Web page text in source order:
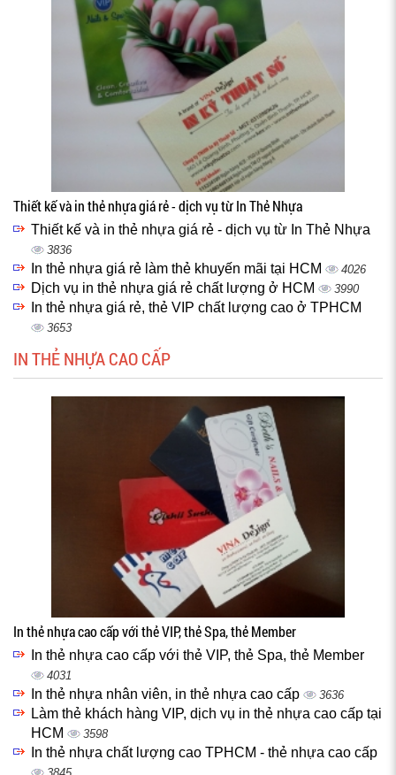
Thiết kế và in thẻ nhựa giá rẻ - dịch vụ từ In Thẻ Nhựa
Thiết kế và in thẻ nhựa giá rẻ - dịch vụ từ In Thẻ Nhựa
3836
In thẻ nhựa giá rẻ làm thẻ khuyến mãi tại HCM 4026
Dịch vụ in thẻ nhựa giá rẻ chất lượng ở HCM 3990
In thẻ nhựa giá rẻ, thẻ VIP chất lượng cao ở TPHCM
3653
IN THẺ NHỰA CAO CẤP
In thẻ nhựa cao cấp với thẻ VIP, thẻ Spa, thẻ Member
In thẻ nhựa cao cấp với thẻ VIP, thẻ Spa, thẻ Member
4031
In thẻ nhựa nhân viên, in thẻ nhựa cao cấp 3636
Làm thẻ khách hàng VIP, dịch vụ in thẻ nhựa cao cấp tại
HCM
3598
In thẻ nhựa chất lượng cao TPHCM - thẻ nhựa cao cấp